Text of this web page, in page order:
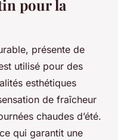
pour la
présente de
utilisé pour des
esthétiques
de fraîcheur
chaudes d’été.
qui garantit une